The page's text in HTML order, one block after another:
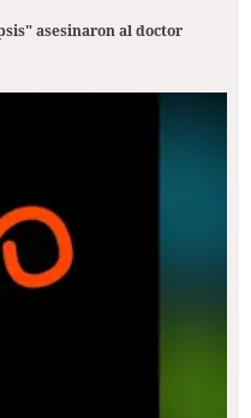
asesinaron al doctor